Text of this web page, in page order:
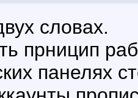
словах.
прницип
панелях